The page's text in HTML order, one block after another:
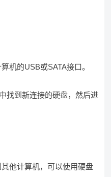
机的USB或SATA接口。
找到新连接的硬盘，然后进
他计算机，可以使用硬盘